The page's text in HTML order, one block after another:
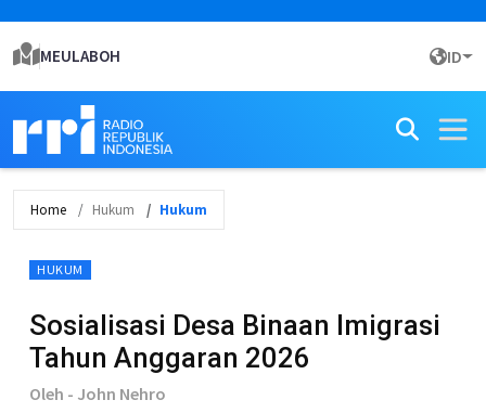
MEULABOH ID
Home Hukum Hukum
HUKUM
Sosialisasi Desa Binaan Imigrasi
Tahun Anggaran 2026
Oleh - John Nehro